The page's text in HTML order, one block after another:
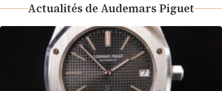
Actualités de Audemars Piguet